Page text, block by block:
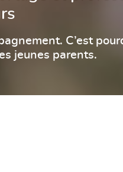
C’est
jeunes parents.